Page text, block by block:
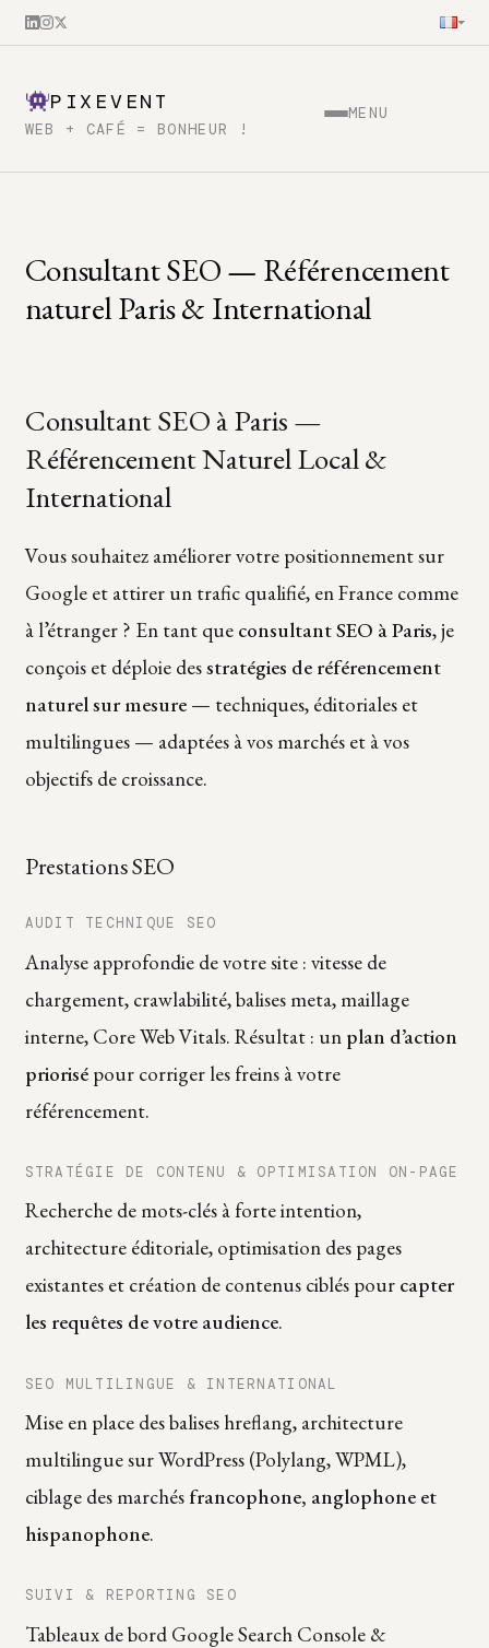
PIXEVENT
WEB + CAFÉ = BONHEUR !
MENU
Consultant SEO — Référencement
naturel Paris & International
Consultant SEO à Paris —
Référencement Naturel Local &
International
Vous souhaitez améliorer votre positionnement sur
Google et attirer un trafic qualifié, en France comme
à l’étranger ? En tant que consultant SEO à Paris, je
conçois et déploie desstratégies de référencement
naturel sur mesure— techniques, éditoriales et
multilingues — adaptées à vos marchés et à vos
objectifs de croissance.
Prestations SEO
AUDIT TECHNIQUE SEO
Analyse approfondie de votre site : vitesse de
chargement, crawlabilité, balises meta, maillage
interne, Core Web Vitals. Résultat : un plan d’action
priorisépour corriger les freins à votre
référencement.
STRATÉGIE DE CONTENU & OPTIMISATION ON-PAGE
Recherche de mots-clés à forte intention,
architecture éditoriale, optimisation des pages
existantes et création de contenus ciblés pour capter
les requêtes de votre audience.
SEO MULTILINGUE & INTERNATIONAL
Mise en place des balises hreflang, architecture
multilingue sur WordPress (Polylang, WPML),
ciblage des marchés francophone, anglophone et
hispanophone.
SUIVI & REPORTING SEO
Tableaux de bord Google Search Console &